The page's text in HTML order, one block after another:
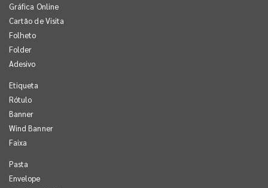
Gráfica Online
Cartão de Visita
Folheto
Folder
Adesivo
Etiqueta
Rótulo
Banner
Wind Banner
Faixa
Pasta
Envelope